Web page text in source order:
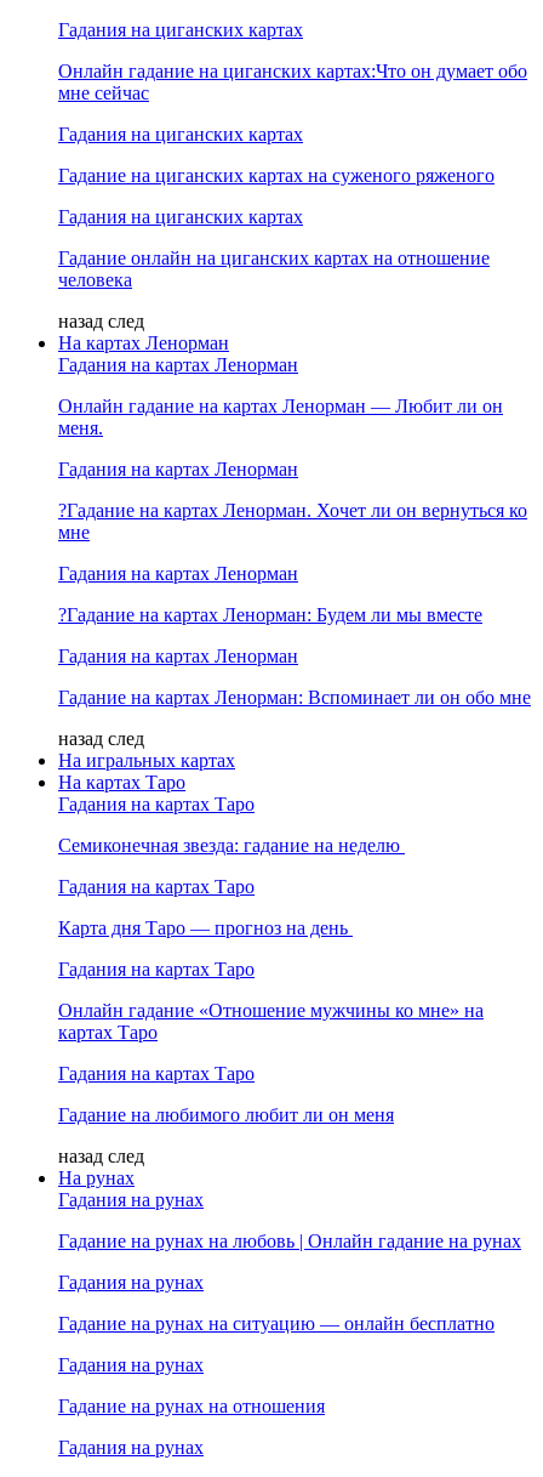
Гадания на циганских картах
Онлайн гадание на циганских картах:Что он думает обо
мне сейчас
Гадания на циганских картах
Гадание на циганских картах на суженого ряженого
Гадания на циганских картах
Гадание онлайн на циганских картах на отношение
человека
назад след
На картах Ленорман
Гадания на картах Ленорман
Онлайн гадание на картах Ленорман — Любит ли он
меня.
Гадания на картах Ленорман
?Гадание на картах Ленорман. Хочет ли он вернуться ко
мне
Гадания на картах Ленорман
?Гадание на картах Ленорман: Будем ли мы вместе
Гадания на картах Ленорман
Гадание на картах Ленорман: Вспоминает ли он обо мне
назад след
На игральных картах
На картах Таро
Гадания на картах Таро
Семиконечная звезда: гадание на неделю
Гадания на картах Таро
Карта дня Таро — прогноз на день
Гадания на картах Таро
Онлайн гадание «Отношение мужчины ко мне» на
картах Таро
Гадания на картах Таро
Гадание на любимого любит ли он меня
назад след
На рунах
Гадания на рунах
Гадание на рунах на любовь | Онлайн гадание на рунах
Гадания на рунах
Гадание на рунах на ситуацию — онлайн бесплатно
Гадания на рунах
Гадание на рунах на отношения
Гадания на рунах